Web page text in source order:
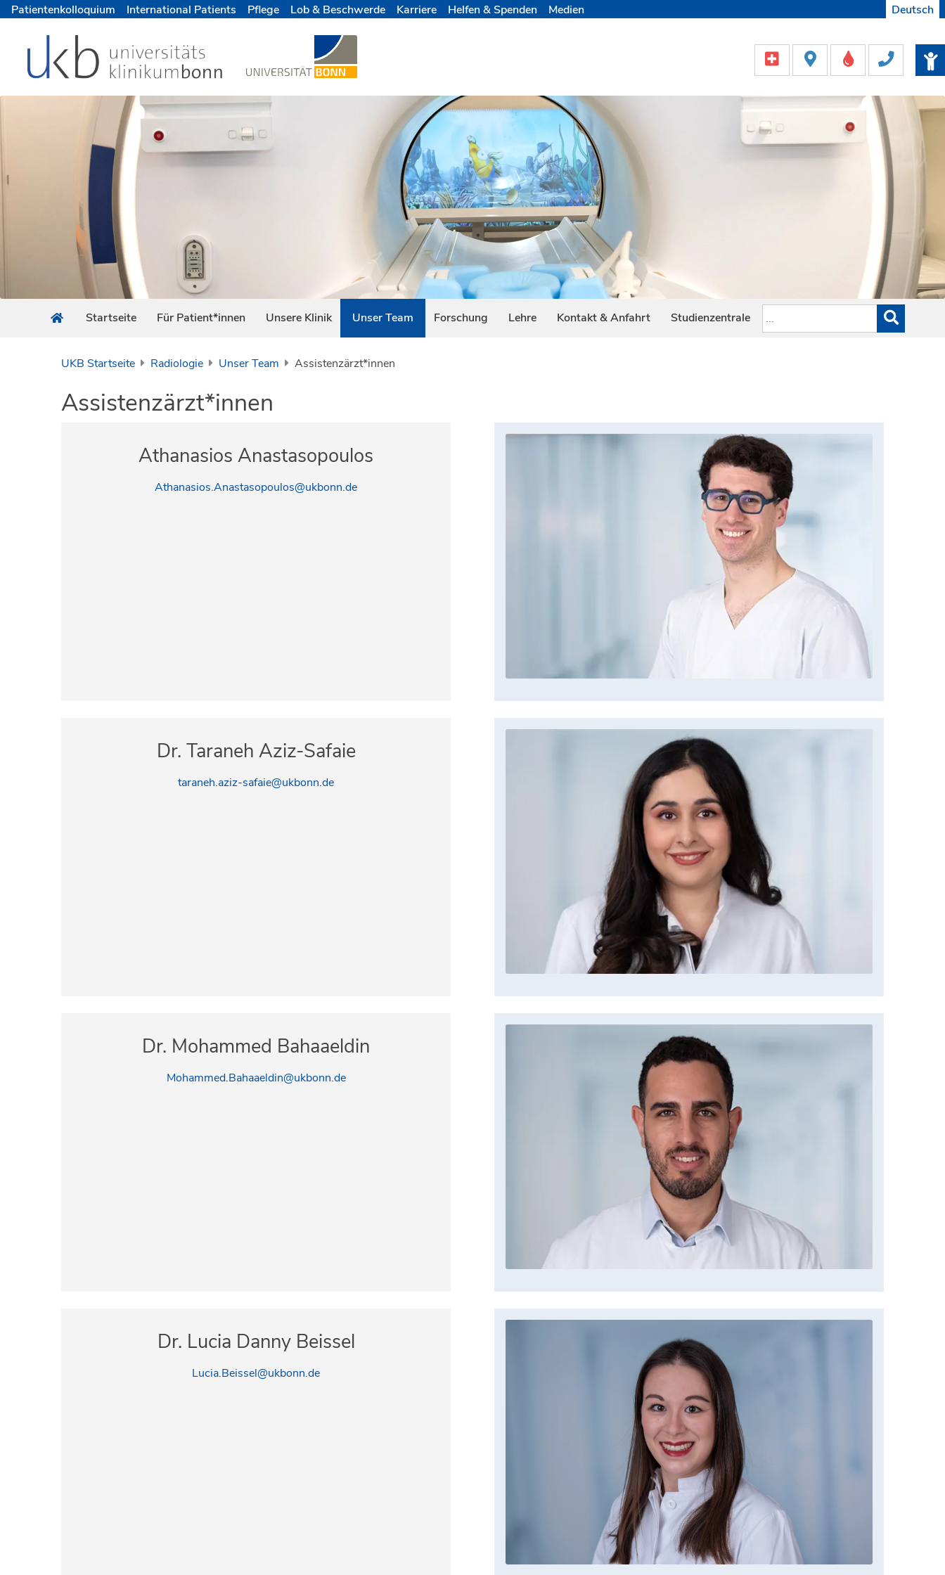
Patientenkolloquium International Patients Pflege Lob & Beschwerde Karriere Helfen & Spenden Medien Deutsch
Startseite Für Patient*innen Unsere Klinik Unser Team Forschung Lehre Kontakt & Anfahrt Studienzentrale
UKB Startseite Radiologie Unser Team Assistenzärzt*innen
Assistenzärzt*innen
Athanasios Anastasopoulos
Athanasios.Anastasopoulos@ukbonn.de
Dr. Taraneh Aziz-Safaie
taraneh.aziz-safaie@ukbonn.de
Dr. Mohammed Bahaaeldin
Mohammed.Bahaaeldin@ukbonn.de
Dr. Lucia Danny Beissel
Lucia.Beissel@ukbonn.de